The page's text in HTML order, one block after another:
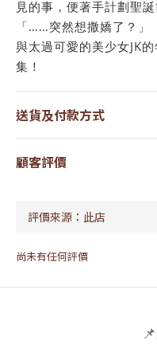
見的事，便著手計劃聖
「……突然想撒嬌了？」
與太過可愛的美少女JK
集！
送貨及付款方式
顧客評價
尚未有任何評價